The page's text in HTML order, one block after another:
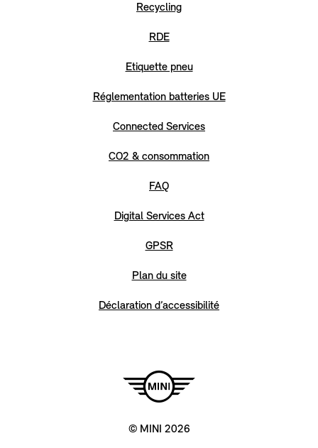
Recycling
RDE
Etiquette pneu
Réglementation batteries UE
Connected Services
CO2 & consommation
FAQ
Digital Services Act
GPSR
Plan du site
Déclaration d’accessibilité
© MINI 2026